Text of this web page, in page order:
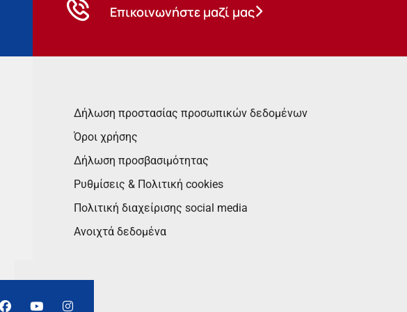
Επικοινωνήστε μαζί μας
Δήλωση προστασίας προσωπικών δεδομένων
Όροι χρήσης
Δήλωση προσβασιμότητας
Ρυθμίσεις & Πολιτική cookies
Πολιτική διαχείρισης social media
Ανοιχτά δεδομένα